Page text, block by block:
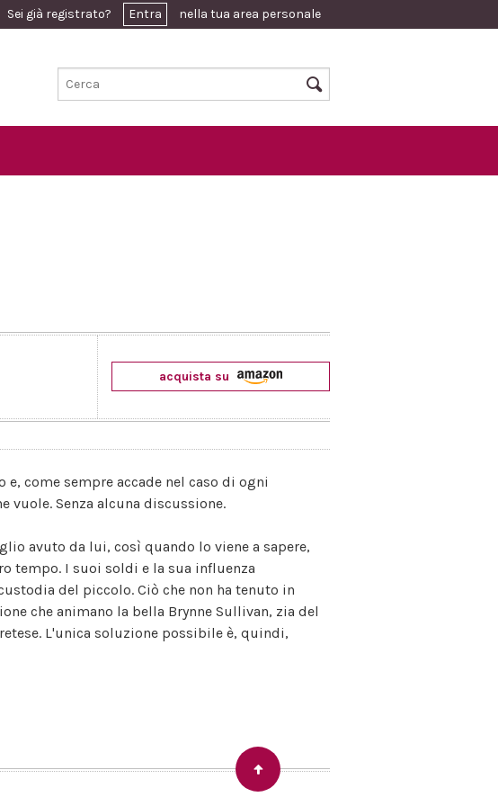
Sei già registrato? Entra nella tua area personale
acquista su
come sempre accade nel caso di ogni
Senza alcuna discussione.
avuto da lui, così quando lo viene a sapere,
tempo. I suoi soldi e la sua influenza
del piccolo. Ciò che non ha tenuto in
che animano la bella Brynne Sullivan, zia del
L'unica soluzione possibile è, quindi,